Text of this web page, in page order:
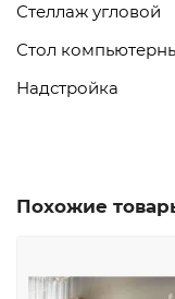
Стеллаж угловой
Стол
Надстройка
Похожие